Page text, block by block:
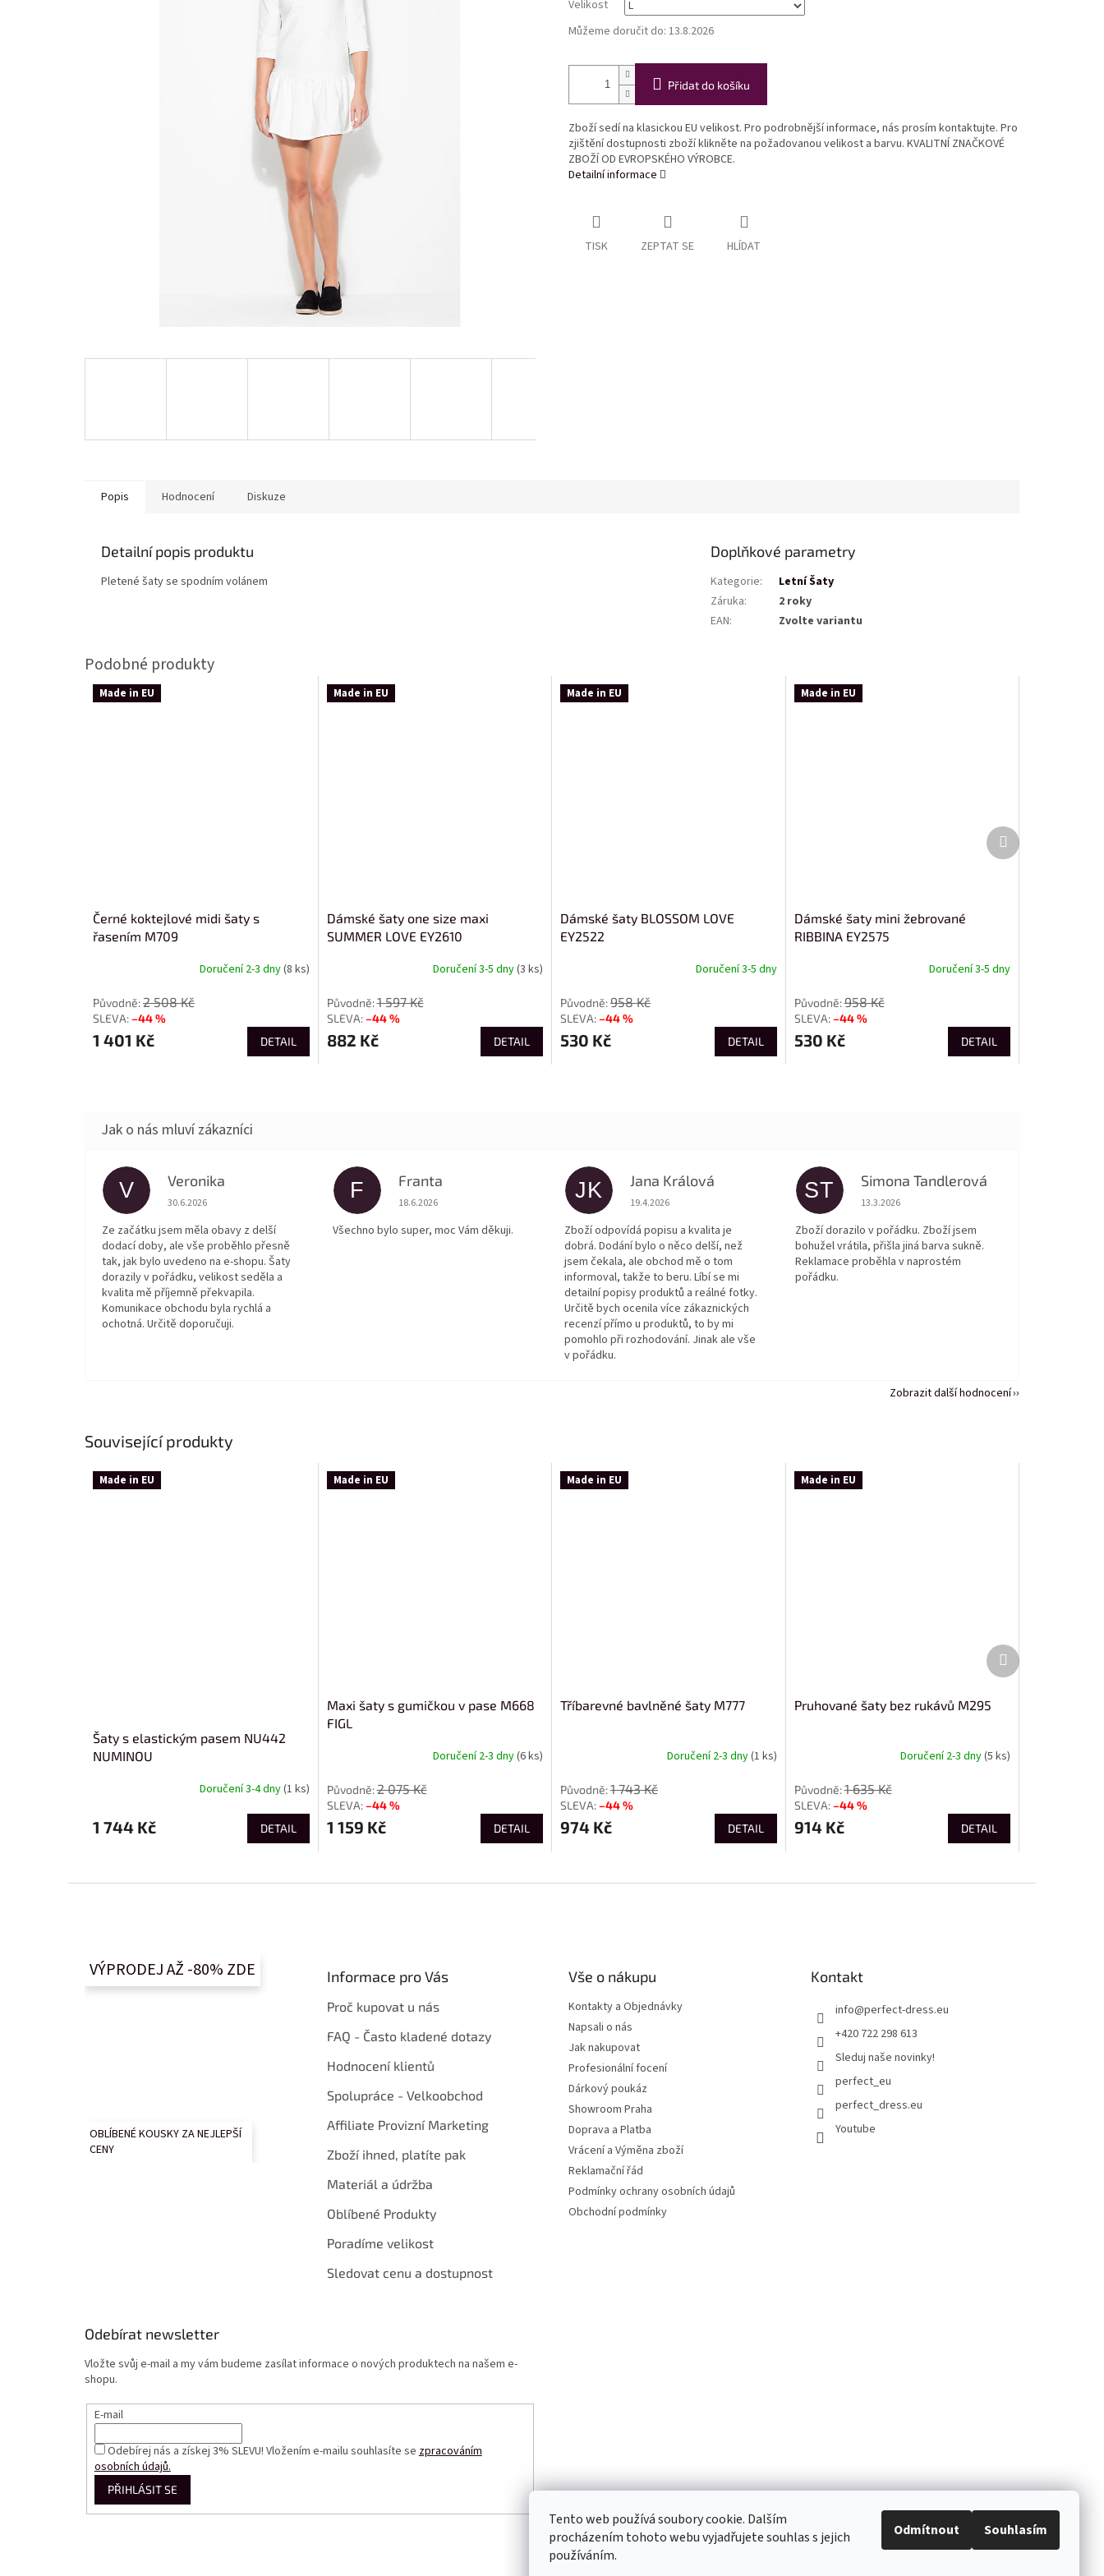
Tento web používá soubory cookie. Dalším
procházením tohoto webu vyjadřujete souhlas s jejich
používáním.
Odmítnout Souhlasím
Velikost
Můžeme doručit do: 13.8.2026
Přidat do košíku
Zboží sedí na klasickou EU velikost. Pro podrobnější informace, nás prosím kontaktujte. Pro
zjištění dostupnosti zboží klikněte na požadovanou velikost a barvu. KVALITNÍ ZNAČKOVÉ
ZBOŽÍ OD EVROPSKÉHO VÝROBCE.
Detailní informace
TISK ZEPTAT SE HLÍDAT
Související produkty
Made in EU
Šaty s elastickým pasem NU442
NUMINOU
Doručení 3-4 dny(1 ks)
1 744 Kč DETAIL
Made in EU
Maxi šaty s gumičkou v pase M668
FIGL
Doručení 2-3 dny(6 ks)
2 075 Kč
–44 %
1 159 Kč DETAIL
Made in EU
Tříbarevné bavlněné šaty M777
Doručení 2-3 dny(1 ks)
1 743 Kč
–44 %
974 Kč DETAIL
Made in EU
Pruhované šaty bez rukávů M295
Doručení 2-3 dny(5 ks)
1 635 Kč
–44 %
914 Kč DETAIL
Další
produkt
Popis Hodnocení Diskuze
Detailní popis produktu
Pletené šaty se spodním volánem
Doplňkové parametry
Kategorie:
Letní Šaty
Záruka:
2 roky
EAN: Zvolte variantu
Made in EU
Černé koktejlové midi šaty s
řasením M709
Doručení 2-3 dny(8 ks)
2 508 Kč
–44 %
1 401 Kč DETAIL
Made in EU
Dámské šaty one size maxi
SUMMER LOVE EY2610
Doručení 3-5 dny(3 ks)
1 597 Kč
–44 %
882 Kč DETAIL
Made in EU
Dámské šaty BLOSSOM LOVE
EY2522
Doručení 3-5 dny
958 Kč
–44 %
530 Kč DETAIL
Made in EU
Dámské šaty mini žebrované
RIBBINA EY2575
Doručení 3-5 dny
958 Kč
–44 %
530 Kč DETAIL
Další
produkt
V Veronika
Hodnocení obchodu je 5 z 5 hvězdiček.
30.6.2026
Ze začátku jsem měla obavy z delší
dodací doby, ale vše proběhlo přesně
tak, jak bylo uvedeno na e-shopu. Šaty
dorazily v pořádku, velikost seděla a
kvalita mě příjemně překvapila.
Komunikace obchodu byla rychlá a
ochotná. Určitě doporučuji.
F Franta
Hodnocení obchodu je 5 z 5 hvězdiček.
18.6.2026
Všechno bylo super, moc Vám děkuji.
JK Jana Králová
Hodnocení obchodu je 5 z 5 hvězdiček.
19.4.2026
Zboží odpovídá popisu a kvalita je
dobrá. Dodání bylo o něco delší, než
jsem čekala, ale obchod mě o tom
informoval, takže to beru. Líbí se mi
detailní popisy produktů a reálné fotky.
Určitě bych ocenila více zákaznických
recenzí přímo u produktů, to by mi
pomohlo při rozhodování. Jinak ale vše
v pořádku.
ST Simona Tandlerová
Hodnocení obchodu je 5 z 5 hvězdiček.
13.3.2026
Zboží dorazilo v pořádku. Zboží jsem
bohužel vrátila, přišla jiná barva sukně.
Reklamace proběhla v naprostém
pořádku.
Zobrazit další hodnocení
VÝPRODEJ AŽ -80% ZDE
OBLÍBENÉ KOUSKY ZA NEJLEPŠÍ
CENY
Informace pro Vás
Proč kupovat u nás
FAQ - Často kladené dotazy
Hodnocení klientů
Spolupráce - Velkoobchod
Affiliate Provizní Marketing
Zboží ihned, platíte pak
Materiál a údržba
Oblíbené Produkty
Poradíme velikost
Sledovat cenu a dostupnost
Vše o nákupu
Kontakty a Objednávky
Napsali o nás
Jak nakupovat
Profesionální focení
Dárkový poukáz
Showroom Praha
Doprava a Platba
Vrácení a Výměna zboží
Reklamační řád
Podmínky ochrany osobních údajů
Obchodní podmínky
Kontakt
info@perfect-dress.eu
+420 722 298 613
Sleduj naše novinky!
perfect_eu
perfect_dress.eu
Youtube
Odebírat newsletter
Vložte svůj e-mail a my vám budeme zasílat informace o nových produktech na našem e-
shopu.
E-mail
Odebírej nás a získej 3% SLEVU! Vložením e-mailu souhlasíte sezpracováním
osobních údajů.
PŘIHLÁSIT SE